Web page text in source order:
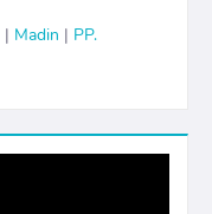
| Madin | PP.